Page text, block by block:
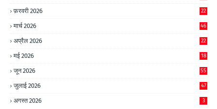
फ़रवरी 2026 22
मार्च 2026 46
अप्रैल 2026 22
मई 2026 18
जून 2026 55
जुलाई 2026 47
अगस्त 2026 3